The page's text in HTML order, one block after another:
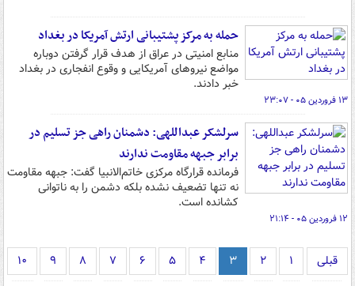
حمله به مرکز پشتیبانی ارتش آمریکا در بغداد
منابع امنیتی در عراق از هدف قرار گرفتن دوباره
مواضع نیروهای آمریکایی و وقوع انفجاری در بغداد
خبر دادند.
۱۳ فروردین ۰۵ - ۲۳:۰۷
سرلشکر عبداللهی: دشمنان راهی جز تسلیم در
برابر جبهه مقاومت ندارند
فرمانده قرارگاه مرکزی خاتم‌الانبیا گفت: جبهه مقاومت
نه تنها تضعیف نشده بلکه دشمن را به ناتوانی
کشانده است.
۱۲ فروردین ۰۵ - ۲۱:۱۴
قبلی ۱ ۲ ۳ ۴ ۵ ۶ ۷ ۸ ۹ ۱۰